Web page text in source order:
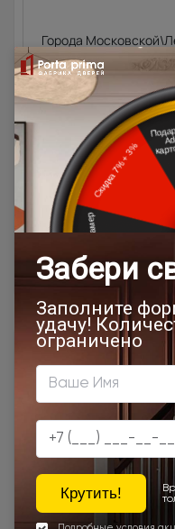
Города
области,
10 км. от МКАД
шоссе)\КАД
Доставка в регионы
дилера в данном
сайта, отдельно
Подробная информация
Товар
Двери модерн
Стильные
700x1900 900x2000
Двери
1100x2100 1200x2000
Высота 190 Высота
Межкомнатные двери